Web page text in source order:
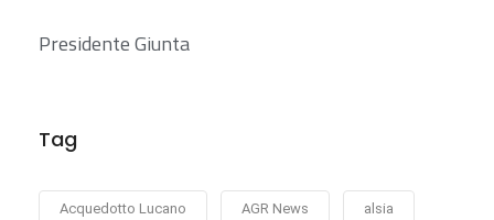
Presidente Giunta
Tag
Acquedotto Lucano AGR News alsia